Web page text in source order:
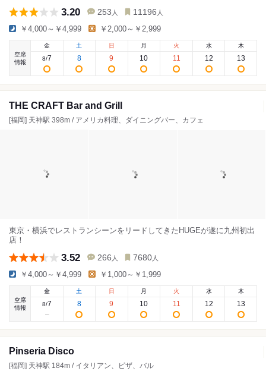
3.20 253 人 11196 人
￥4,000～￥4,999 ￥2,000～￥2,999
空席
情報
金
8/7
土
8
日
9
月
10
火
11
水
12
木
13
THE CRAFT Bar and Grill
[福岡] 天神駅 398m / アメリカ料理、ダイニングバー、カフェ
東京・横浜でレストランシーンをリードしてきたHUGEが遂に九州初出
店！
3.52 266 人 7680 人
￥4,000～￥4,999 ￥1,000～￥1,999
空席
情報
金
8/7
土
8
日
9
月
10
火
11
水
12
木
13
Pinseria Disco
[福岡] 天神駅 184m / イタリアン、ピザ、バル